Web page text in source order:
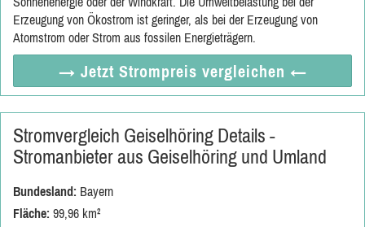
Erzeugung von Ökostrom ist geringer, als bei der Erzeugung von
Atomstrom oder Strom aus fossilen Energieträgern.
→ Jetzt Strompreis vergleichen ←
Stromvergleich Geiselhöring Details -
Stromanbieter aus Geiselhöring und Umland
Bundesland: Bayern
Fläche: 99,96 km²